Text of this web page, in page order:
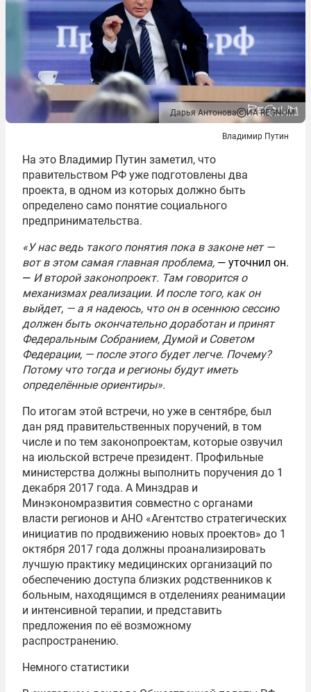
Дарья Антонова ИА REGNUM
Владимир Путин
На это Владимир Путин заметил, что
правительством РФ уже подготовлены два
проекта, в одном из которых должно быть
определено само понятие социального
предпринимательства.
«У нас ведь такого понятия пока в законе нет —
вот в этом самая главная проблема, — уточнил он.
— И второй законопроект. Там говорится о
механизмах реализации. И после того, как он
выйдет, — а я надеюсь, что он в осеннюю сессию
должен быть окончательно доработан и принят
Федеральным Собранием, Думой и Советом
Федерации, — после этого будет легче. Почему?
Потому что тогда и регионы будут иметь
определённые ориентиры».
По итогам этой встречи, но уже в сентябре, был
дан ряд правительственных поручений, в том
числе и по тем законопроектам, которые озвучил
на июльской встрече президент. Профильные
министерства должны выполнить поручения до 1
декабря 2017 года. А Минздрав и
Минэкономразвития совместно с органами
власти регионов и АНО «Агентство стратегических
инициатив по продвижению новых проектов» до 1
октября 2017 года должны проанализировать
лучшую практику медицинских организаций по
обеспечению доступа близких родственников к
больным, находящимся в отделениях реанимации
и интенсивной терапии, и представить
предложения по её возможному
распространению.
Немного статистики